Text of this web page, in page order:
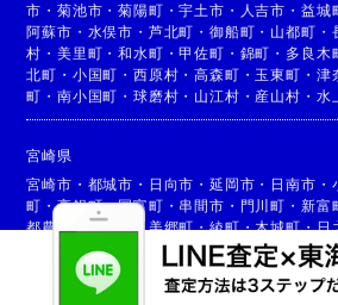
市 ・菊池市 ・菊陽町 ・宇土市 ・ 人吉市 ・ 益城
阿蘇市 ・ 水俣市 ・ 芦北町 ・御船町 ・ 山都町 ・
村 ・美里町 ・和水町 ・甲佐町 ・ 錦町 ・ 多良木
北町 ・ 小国町 ・西原村 ・高森町 ・ 玉東町 ・ 津
町 ・南小国町 ・球磨村 ・ 山江村 ・ 産山村 ・ 水
宮崎県
宮崎市 ・ 都城市 ・ 日向市 ・延岡市 ・ 日南市 ・
町 ・高鍋町・国富町 ・ 串間市 ・ 門川町 ・ 新富
都農町
高原町 ・美郷町・綾町・木城町・日
椎葉村・ 西米良村